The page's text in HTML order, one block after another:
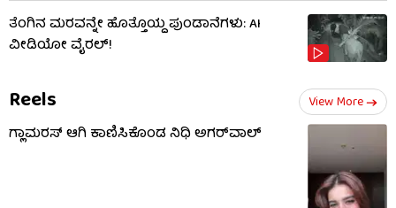
ತೆಂಗಿನ ಮರವನ್ನೇ ಹೊತ್ತೊಯ್ದ ಪುಂಡಾನೆಗಳು: AI
ವೀಡಿಯೋ ವೈರಲ್!
Reels View More
ಗ್ಲಾಮರಸ್ ಆಗಿ ಕಾಣಿಸಿಕೊಂಡ ನಿಧಿ ಅಗರ್​​ವಾಲ್